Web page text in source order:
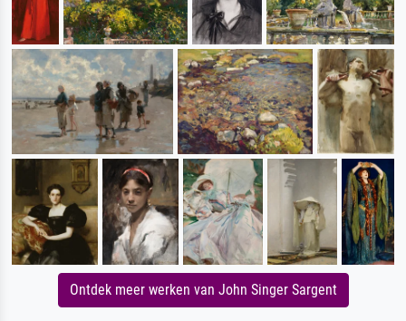
Ontdek meer werken van John Singer Sargent